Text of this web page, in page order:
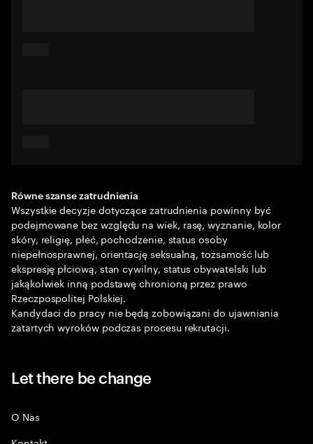
Równe szanse zatrudnienia
Wszystkie decyzje dotyczące zatrudnienia powinny być
podejmowane bez względu na wiek, rasę, wyznanie, kolor
skóry, religię, płeć, pochodzenie, status osoby
niepełnosprawnej, orientację seksualną, tożsamość lub
ekspresję płciową, stan cywilny, status obywatelski lub
jakąkolwiek inną podstawę chronioną przez prawo
Rzeczpospolitej Polskiej.
Kandydaci do pracy nie będą zobowiązani do ujawniania
zatartych wyroków podczas procesu rekrutacji.
Let there be change
O Nas